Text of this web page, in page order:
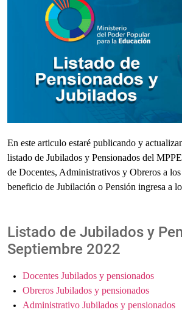
En este articulo estaré publicando y
listado de Jubilados y Pensionados del
de Docentes, Administrativos y Obreros a
beneficio de Jubilación o Pensión ingresa a
Listado de Jubilados y
Septiembre 2022
Docentes Jubilados y pensionados
Obreros Jubilados y pensionados
Administrativo Jubilados y pensionados